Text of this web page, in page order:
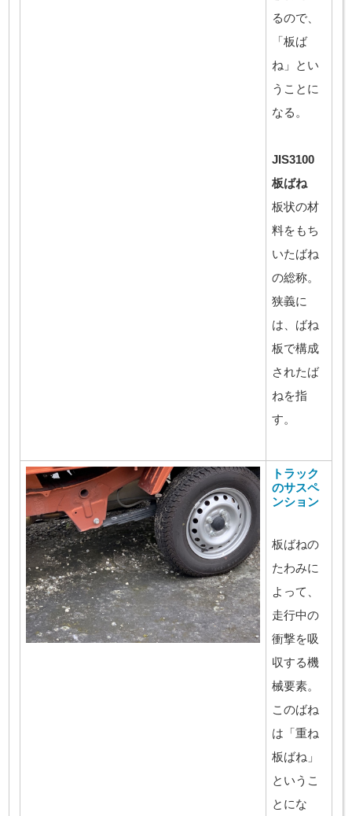
るので、
「板ば
ね」とい
うことに
なる。
JIS3100
板ばね
板状の材
料をもち
いたばね
の総称。
狭義に
は、ばね
板で構成
されたば
ねを指
す。
トラック
のサスペ
ンション
板ばねの
たわみに
よって、
走行中の
衝撃を吸
収する機
械要素。
このばね
は「重ね
板ばね」
というこ
とにな